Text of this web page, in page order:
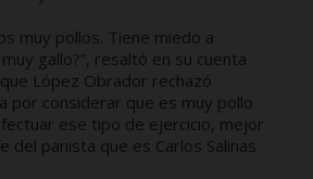
muy pollos. Tiene miedo a
gallo?”, resaltó en su cuenta
López Obrador rechazó
por considerar que es muy pollo
ese tipo de ejercicio, mejor
del panista que es Carlos Salinas